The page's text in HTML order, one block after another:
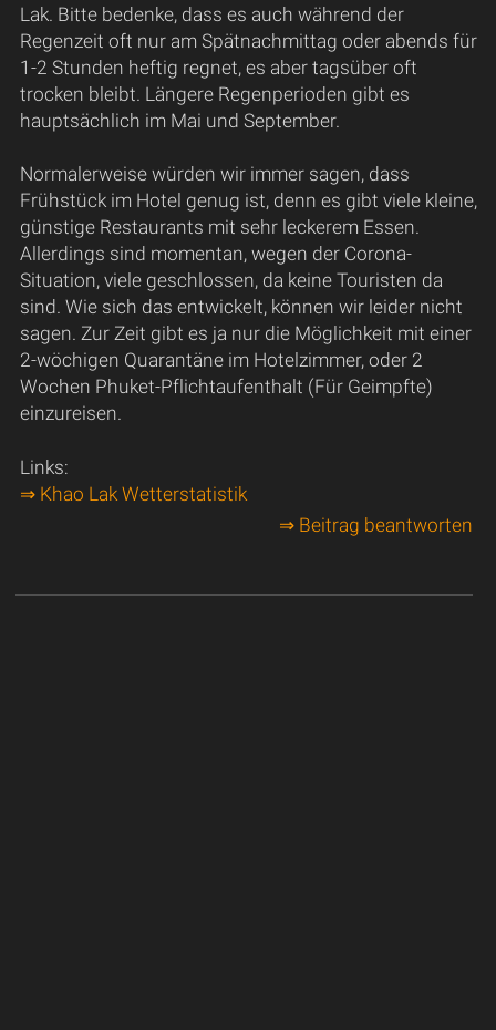
Lak. Bitte bedenke, dass es auch während der
Regenzeit oft nur am Spätnachmittag oder abends für
1-2 Stunden heftig regnet, es aber tagsüber oft
trocken bleibt. Längere Regenperioden gibt es
hauptsächlich im Mai und September.
Normalerweise würden wir immer sagen, dass
Frühstück im Hotel genug ist, denn es gibt viele kleine,
günstige Restaurants mit sehr leckerem Essen.
Allerdings sind momentan, wegen der Corona-
Situation, viele geschlossen, da keine Touristen da
sind. Wie sich das entwickelt, können wir leider nicht
sagen. Zur Zeit gibt es ja nur die Möglichkeit mit einer
2-wöchigen Quarantäne im Hotelzimmer, oder 2
Wochen Phuket-Pflichtaufenthalt (Für Geimpfte)
einzureisen.
Links:
⇒ Khao Lak Wetterstatistik
⇒ Beitrag beantworten